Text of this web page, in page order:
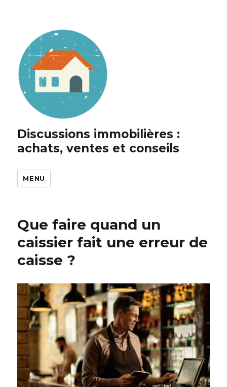
Discussions immobilières :
achats, ventes et conseils
MENU
Que faire quand un
caissier fait une erreur de
caisse ?